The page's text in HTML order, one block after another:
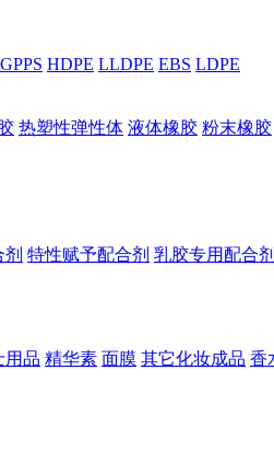
GPPS HDPE LLDPE EBS LDPE
热塑性弹性体 液体橡胶 粉末橡胶
特性赋予配合剂 乳胶专用配合剂
用品 精华素 面膜 其它化妆成品 香